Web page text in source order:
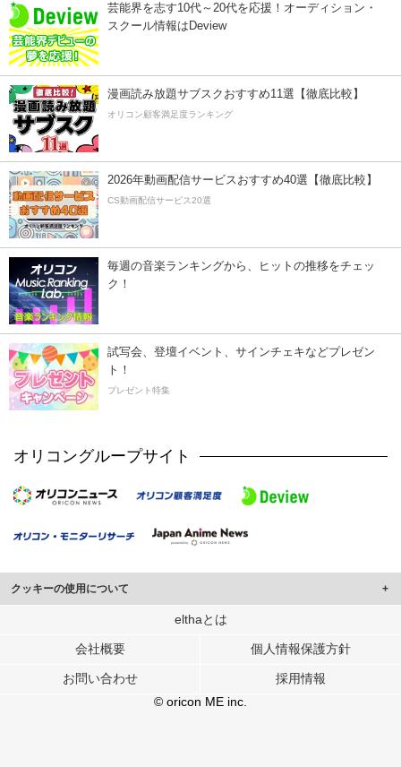
芸能界を志す10代～20代を応援！オーディション・
スクール情報はDeview
漫画読み放題サブスクおすすめ11選【徹底比較】
オリコン顧客満足度ランキング
2026年動画配信サービスおすすめ40選【徹底比較】
CS動画配信サービス20選
毎週の音楽ランキングから、ヒットの推移をチェッ
ク！
試写会、登壇イベント、サインチェキなどプレゼン
ト！
プレゼント特集
オリコングループサイト
クッキーの使用について
このサイトでは Cookie を使用して、ユーザーに合わせたコンテンツや広告の
行っています。
メディアや広告配信、データ解析の各パートナーに提供しています。
各パートナーは、この情報とユーザーが各パートナーに提供した他の情報や、
ユーザーが各パートナーのサービスを使用したときに収集した他の情報を組み
elthaとは
会社概要 個人情報保護方針
お問い合わせ
採用情報
© oricon ME inc.